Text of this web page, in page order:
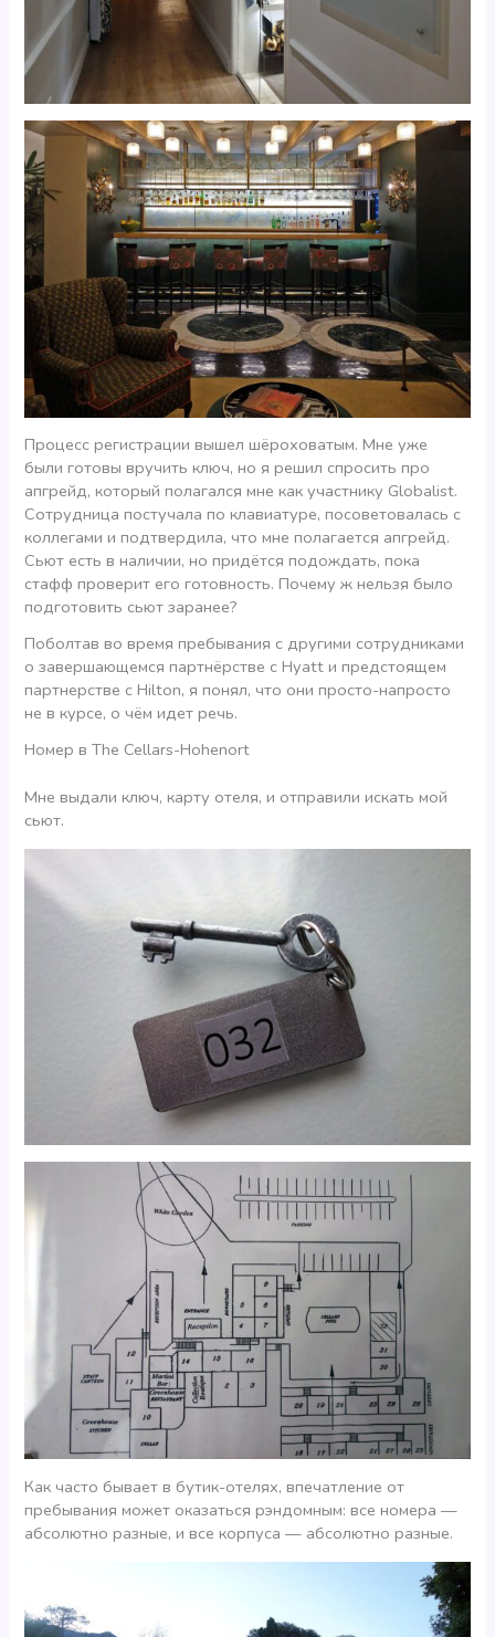
Процесс регистрации вышел шёроховатым. Мне уже
были готовы вручить ключ, но я решил спросить про
апгрейд, который полагался мне как участнику Globalist.
Сотрудница постучала по клавиатуре, посоветовалась с
коллегами и подтвердила, что мне полагается апгрейд.
Сьют есть в наличии, но придётся подождать, пока
стафф проверит его готовность. Почему ж нельзя было
подготовить сьют заранее?
Поболтав во время пребывания с другими сотрудниками
о завершающемся партнёрстве с Hyatt и предстоящем
партнерстве с Hilton, я понял, что они просто-напросто
не в курсе, о чём идет речь.
Номер в The Cellars-Hohenort
Мне выдали ключ, карту отеля, и отправили искать мой
сьют.
Как часто бывает в бутик-отелях, впечатление от
пребывания может оказаться рэндомным: все номера —
абсолютно разные, и все корпуса — абсолютно разные.